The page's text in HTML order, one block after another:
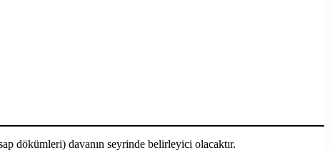
dökümleri) davanın seyrinde belirleyici olacaktır.